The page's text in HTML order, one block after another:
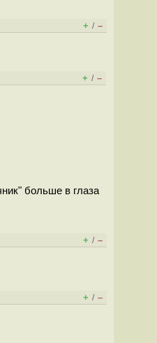
+ / –
+ / –
больше в глаза
+ / –
+ / –